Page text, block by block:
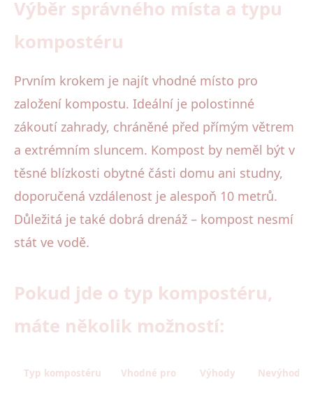
Výběr správného místa a typu
kompostéru
Prvním krokem je najít vhodné místo pro
založení kompostu. Ideální je polostinné
zákoutí zahrady, chráněné před přímým větrem
a extrémním sluncem. Kompost by neměl být v
těsné blízkosti obytné části domu ani studny,
doporučená vzdálenost je alespoň 10 metrů.
Důležitá je také dobrá drenáž – kompost nesmí
stát ve vodě.
Pokud jde o typ kompostéru,
máte několik možností:
Typ kompostéru Vhodné pro Výhody Nevýhody